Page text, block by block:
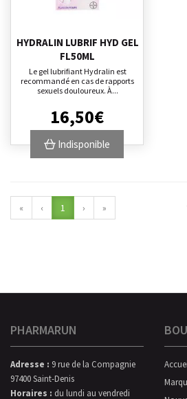
HYDRALIN LUBRIF HYD GEL
FL50ML
Le gel lubrifiant Hydralin est
recommandé en cas de rapports
sexuels douloureux. À...
16,50€
Indisponible
« ‹ 1 › »
PHARMARUN
Adresse : 9 rue de la Compagnie
97400 Saint-Denis
Horaires : du lundi au vendredi